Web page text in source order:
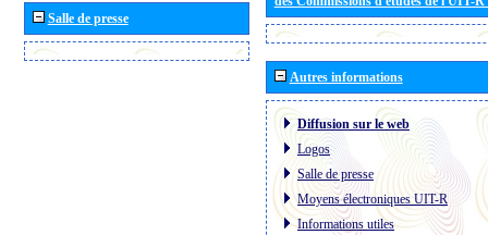
Salle de presse
Autres informations
Diffusion sur le web
Logos
Salle de presse
Moyens électroniques UIT-R
Informations utiles